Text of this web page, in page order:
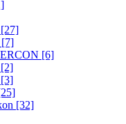
[27]
[7]
[6]
[2]
[3]
[32]